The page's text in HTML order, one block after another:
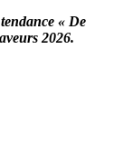
« De
2026.